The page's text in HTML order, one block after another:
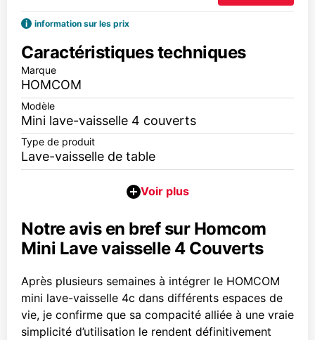
i information sur les prix
Caractéristiques techniques
Marque
HOMCOM
Modèle
Mini lave-vaisselle 4 couverts
Type de produit
Lave-vaisselle de table
Notre avis en bref sur Homcom
Mini Lave vaisselle 4 Couverts
Après plusieurs semaines à intégrer le HOMCOM
mini lave-vaisselle 4c dans différents espaces de
vie, je confirme que sa compacité alliée à une vraie
simplicité d’utilisation le rendent définitivement